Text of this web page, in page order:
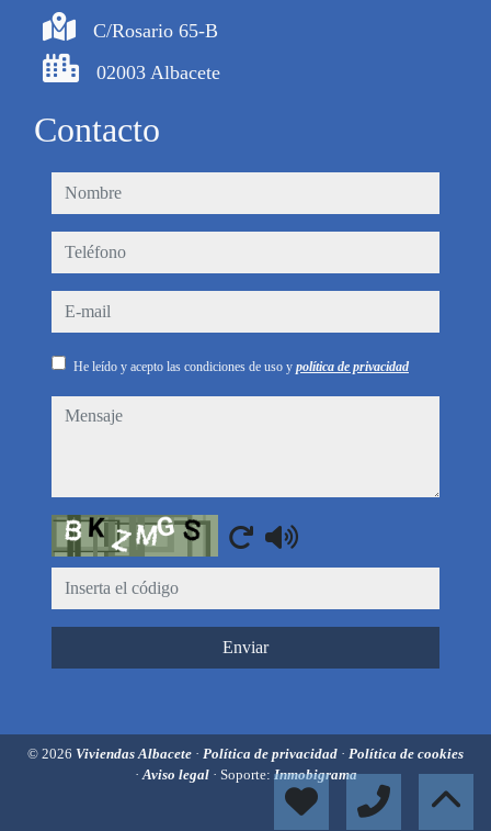
C/Rosario 65-B
02003 Albacete
Contacto
nombre
teléfono
e-mail
He leído y acepto las condiciones de uso y política de privacidad
mensaje
Captcha
Enviar
© 2026 Viviendas Albacete · Política de privacidad · Política de cookies
·Aviso legal · Soporte: Inmobigrama